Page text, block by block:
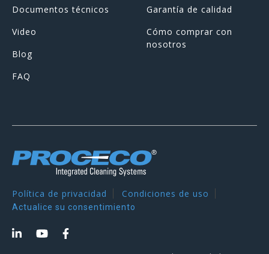
Documentos técnicos
Video
Blog
FAQ
Garantía de calidad
Cómo comprar con
nosotros
Política de privacidad Condiciones de uso
Actualice su consentimiento